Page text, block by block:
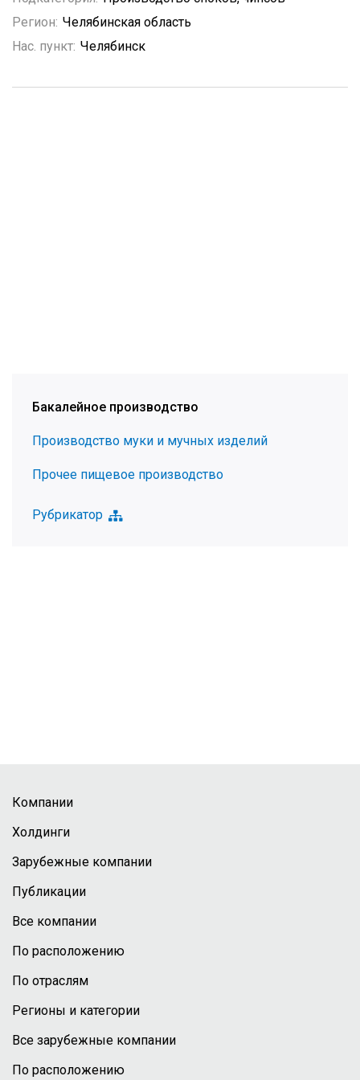
Регион: Челябинская область
Нас. пункт: Челябинск
Бакалейное производство
Производство муки и мучных изделий
Прочее пищевое производство
Рубрикатор
Компании
Холдинги
Зарубежные компании
Публикации
Все компании
По расположению
По отраслям
Регионы и категории
Все зарубежные компании
По расположению